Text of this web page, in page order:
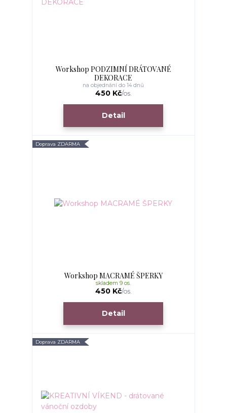
Workshop PODZIMNÍ DRÁTOVANÉ
DEKORACE
450 Kč/os.
na objednání do 14 dnů
Detail
Doprava ZDARMA
Workshop MACRAMÉ ŠPERKY
450 Kč/os.
skladem 9 os.
Detail
Doprava ZDARMA